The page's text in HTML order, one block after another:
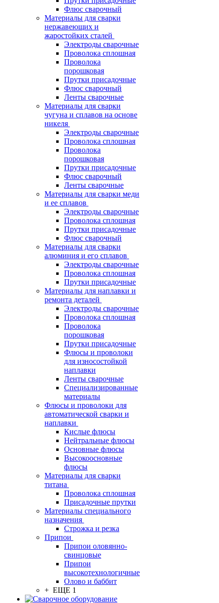
Флюс сварочный
Материалы для сварки
нержавеющих и
жаростойких сталей
Электроды сварочные
Проволока сплошная
Проволока
порошковая
Прутки присадочные
Флюс сварочный
Ленты сварочные
Материалы для сварки
чугуна и сплавов на основе
никеля
Электроды сварочные
Проволока сплошная
Проволока
порошковая
Прутки присадочные
Флюс сварочный
Ленты сварочные
Материалы для сварки меди
и ее сплавов
Электроды сварочные
Проволока сплошная
Прутки присадочные
Флюс сварочный
Материалы для сварки
алюминия и его сплавов
Электроды сварочные
Проволока сплошная
Прутки присадочные
Материалы для наплавки и
ремонта деталей
Электроды сварочные
Проволока сплошная
Проволока
порошковая
Прутки присадочные
Флюсы и проволоки
для износостойкой
наплавки
Ленты сварочные
Специализированные
материалы
Флюсы и проволоки для
автоматической сварки и
наплавки
Кислые флюсы
Нейтральные флюсы
Основные флюсы
Высокоосновные
флюсы
Материалы для сварки
титана
Проволока сплошная
Присадочные прутки
Материалы специального
назначения
Строжка и резка
Припои
Припои оловянно-
свинцовые
Припои
высокотехнологичные
Олово и баббит
+ ЕЩЕ 1